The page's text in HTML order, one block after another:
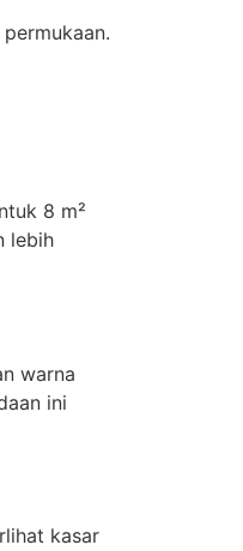
8 m²
lebih
warna
ini
kasar